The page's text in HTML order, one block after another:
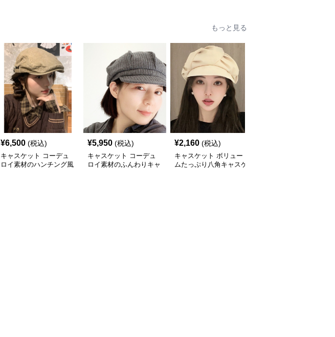
もっと見る
¥6,500 (税込)
キャスケット コーデュ
ロイ素材のハンチング風
¥5,950 (税込)
キャスケット コーデュ
ロイ素材のふんわりキャ
¥2,160 (税込)
キャスケット ボリュー
ムたっぷり八角キャスケ